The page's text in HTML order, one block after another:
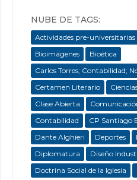
NUBE DE TAGS:
Actividades pre-universitarias
Bioimágenes
Bioética
Carlos Torres; Contabilidad;
Certamen Literario
Clase Abierta
Contabilidad
CP Santiago
Dante Alghieri
Deportes
Diplomatura
Diseño
Doctrina Social de la Iglesia